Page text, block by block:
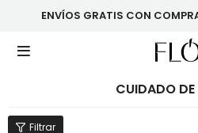
ENVÍOS GRATIS CON

CUIDADO DE